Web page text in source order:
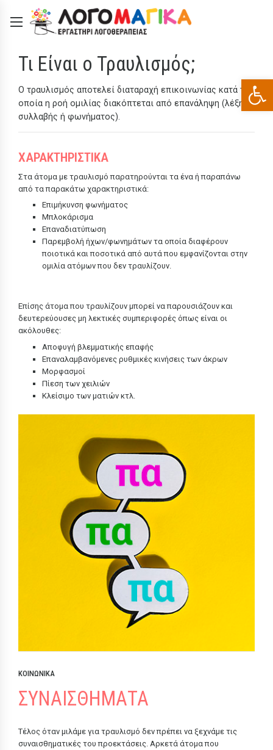
Τι Είναι ο Τραυλισμός;
Ο τραυλισμός αποτελεί διαταραχή επικοινωνίας κατά την
οποία η ροή ομιλίας διακόπτεται από επανάληψη (λέξης,
συλλαβής ή φωνήματος).
ΧΑΡΑΚΤΗΡΙΣΤΙΚΑ
Στα άτομα με τραυλισμό παρατηρούνται τα ένα ή παραπάνω
από τα παρακάτω χαρακτηριστικά:
Επιμήκυνση φωνήματος
Μπλοκάρισμα
Επαναδιατύπωση
Παρεμβολή ήχων/φωνημάτων τα οποία διαφέρουν
ποιοτικά και ποσοτικά από αυτά που εμφανίζονται στην
ομιλία ατόμων που δεν τραυλίζουν.
Επίσης άτομα που τραυλίζουν μπορεί να παρουσιάζουν και
δευτερεύουσες μη λεκτικές συμπεριφορές όπως είναι οι
ακόλουθες:
Αποφυγή βλεμματικής επαφής
Επαναλαμβανόμενες ρυθμικές κινήσεις των άκρων
Μορφασμοί
Πίεση των χειλιών
Κλείσιμο των ματιών κτλ.
ΚΟΙΝΩΝΙΚΑ
ΣΥΝΑΙΣΘΗΜΑΤΑ
Τέλος όταν μιλάμε για τραυλισμό δεν πρέπει να ξεχνάμε τις
συναισθηματικές του προεκτάσεις. Αρκετά άτομα που